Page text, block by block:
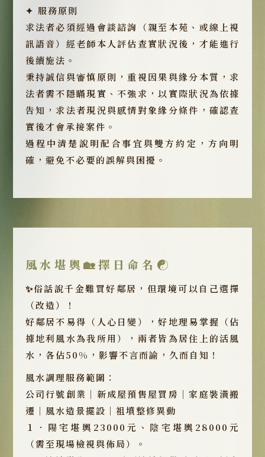
✦ 服務原則
求法者必須經過會談諮詢（親至本苑、或線上視
訊語音）經老師本人評估查實狀況後，才能進行
後續施法。
秉持誠信與審慎原則，重視因果與緣分本質，求
法者需不隱瞞現實、不強求，以實際狀況為依據
告知，求法者現況與感情對象緣分條件，確認查
實後才會承接案件。
過程中清楚說明配合事宜與雙方約定，方向明
確，避免不必要的誤解與困擾。
風水堪輿🏡擇日命名☯️
✨俗話說千金難買好鄰居，但環境可以自己選擇
（改造）！
好鄰居不易得（人心日變），好地理易掌握（佔
據地利風水為我所用），兩者皆為居住上的活風
水，各佔50%，影響不言而諭，久而自知！
風水調理服務範圍：
公司行號創業｜新成屋預售屋買房｜家庭裝潢搬
遷｜風水造景擺設｜祖墳整修異動
１．陽宅堪輿23000元、陰宅堪輿28000元
（需至現場檢視與佈局）。